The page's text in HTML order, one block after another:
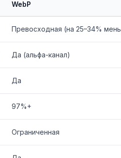
WebP
Превосходная (на 25–34%
Да (альфа-канал)
Да
97%+
Ограниченная